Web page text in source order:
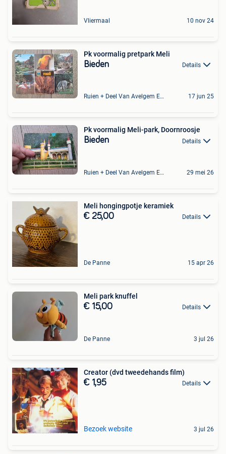
Vliermaal 10 nov 24
Pk voormalig pretpark Meli
Bieden Details
Ruien + Deel Van Avelgem En Waarmaarde 17 jun 25
Pk voormalig Meli-park, Doornroosje
Bieden Details
Ruien + Deel Van Avelgem En Waarmaarde 29 mei 26
Meli hongingpotje keramiek
€ 25,00 Details
De Panne 15 apr 26
Meli park knuffel
€ 15,00 Details
De Panne 3 jul 26
Creator (dvd tweedehands film)
€ 1,95 Details
Bezoek website 3 jul 26